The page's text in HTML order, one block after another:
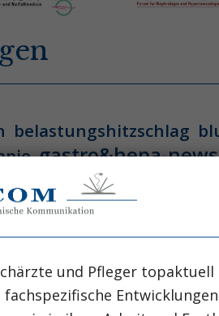
belastungshitzschlag
gastro&hepa-news
neoplasie
news
präzisionstherapie
öggh
und Pfleger